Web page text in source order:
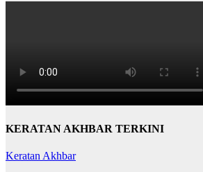
KERATAN AKHBAR TERKINI
Keratan Akhbar